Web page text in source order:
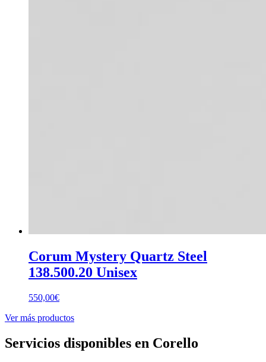
Corum Mystery Quartz Steel
138.500.20 Unisex
550,00€
Ver más productos
Servicios disponibles en Corello